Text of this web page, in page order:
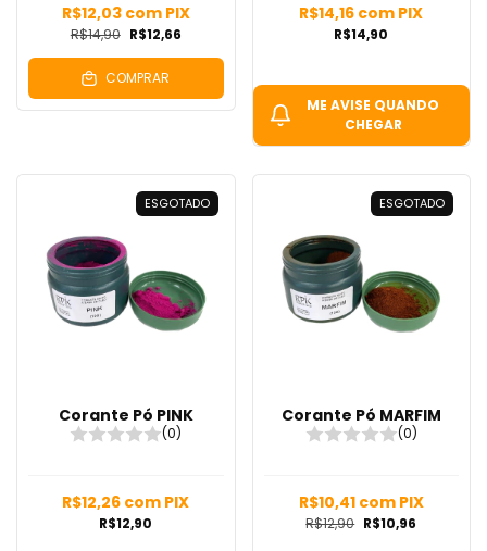
R$14,90 R$12,66
R$12,03 com PIX
COMPRAR
R$14,90
R$14,16 com PIX
ME AVISE QUANDO
CHEGAR
ESGOTADO
Corante Pó PINK
(0)
R$12,90
R$12,26 com PIX
ESGOTADO
Corante Pó MARFIM
(0)
R$12,90 R$10,96
R$10,41 com PIX